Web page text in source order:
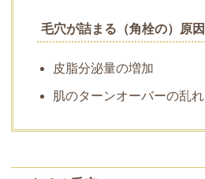
毛穴が詰まる（角栓の）原因
皮脂分泌量の増加
肌のターンオーバーの乱れ